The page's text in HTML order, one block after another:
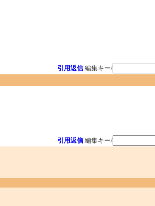
引用返信 編集キー/
引用返信 編集キー/